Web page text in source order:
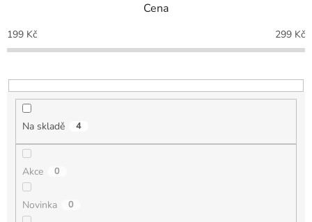
p
r
o
u
Cena
199 Kč 299 Kč
Na skladě 4
Akce 0
Novinka 0